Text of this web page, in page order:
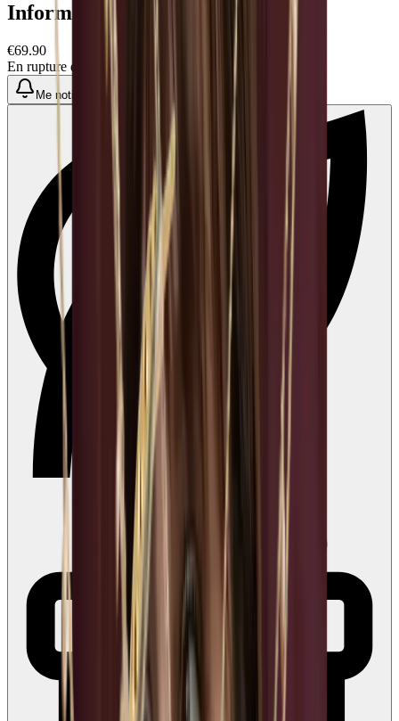
Informations produit
€69.90
En rupture de stock
Me notifier quand disponible